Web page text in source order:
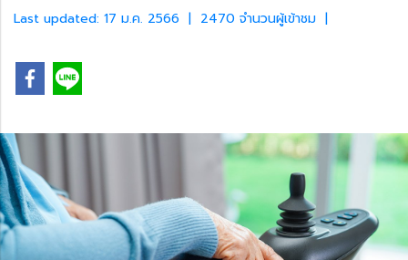
Last updated: 17 ม.ค. 2566 | 2470 จำนวนผู้เข้าชม |